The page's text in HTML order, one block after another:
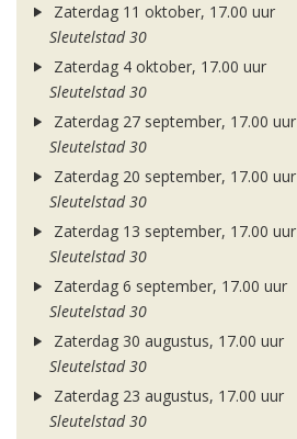
Zaterdag 11 oktober, 17.00 uur
Sleutelstad 30
Zaterdag 4 oktober, 17.00 uur
Sleutelstad 30
Zaterdag 27 september, 17.00 uur
Sleutelstad 30
Zaterdag 20 september, 17.00 uur
Sleutelstad 30
Zaterdag 13 september, 17.00 uur
Sleutelstad 30
Zaterdag 6 september, 17.00 uur
Sleutelstad 30
Zaterdag 30 augustus, 17.00 uur
Sleutelstad 30
Zaterdag 23 augustus, 17.00 uur
Sleutelstad 30